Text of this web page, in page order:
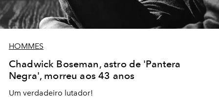
HOMMES
Chadwick Boseman, astro de 'Pantera
Negra', morreu aos 43 anos
Um verdadeiro lutador!